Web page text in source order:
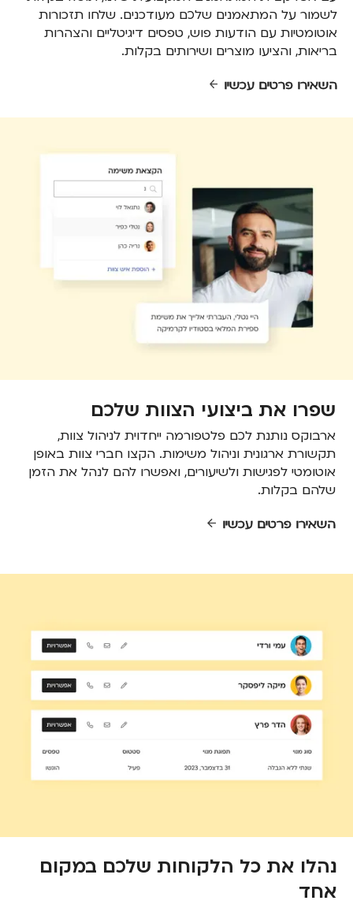
לשמור על המתאמנים שלכם מעודכנים. שלחו תזכורות
אוטומטיות עם הודעות פוש, טפסים דיגיטליים והצהרות
בריאות, והציעו מוצרים ושירותים בקלות.
השאירו פרטים עכשיו
שפרו את ביצועי הצוות שלכם
ארבוקס נותנת לכם פלטפורמה ייחדוית לניהול צוות,
תקשורת ארגונית וניהול משימות. הקצו חברי צוות באופן
אוטומטי לפגישות ולשיעורים, ואפשרו להם לנהל את הזמן
שלהם בקלות.
השאירו פרטים עכשיו
נהלו את כל הלקוחות שלכם במקום
אחד